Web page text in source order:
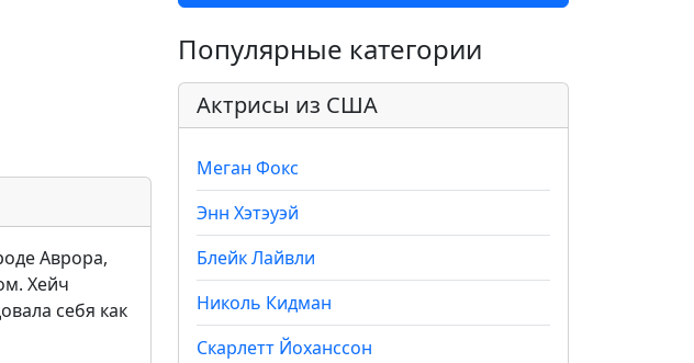
Аврора,
Хейч
себя как
Популярные категории
Актрисы из США
Меган Фокс
Энн Хэтэуэй
Блейк Лайвли
Николь Кидман
Скарлетт Йоханссон